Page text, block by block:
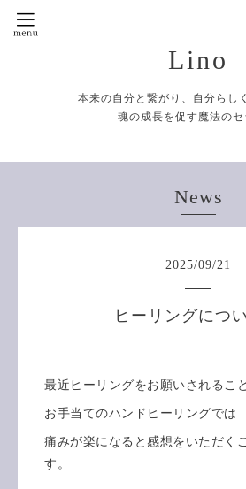
Lino
本来の自分と繋がり、自分らし
魂の成長を促す魔法のセ
News
2025/09/21
ヒーリングにつ
最近ヒーリングをお願いされるこ
お手当てのハンドヒーリングでは
痛みが楽になると感想をいただく
す。